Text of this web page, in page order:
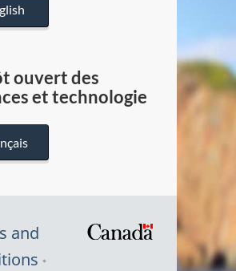
ouvert des
et technologie
and
Symbole